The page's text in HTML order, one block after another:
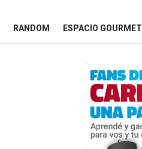
RANDOM ESPACIO GOURMET